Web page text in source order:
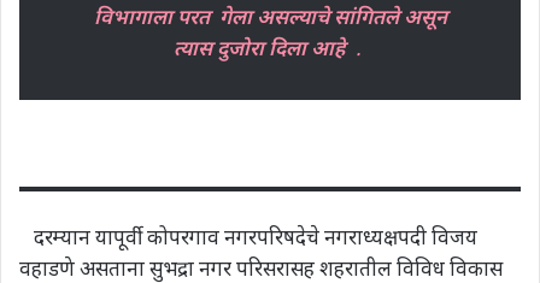
विभागाला परत गेला असल्याचे सांगितले असून
त्यास दुजोरा दिला आहे .
दरम्यान यापूर्वी कोपरगाव नगरपरिषदेचे नगराध्यक्षपदी विजय
वहाडणे असताना सुभद्रा नगर परिसरासह शहरातील विविध विकास